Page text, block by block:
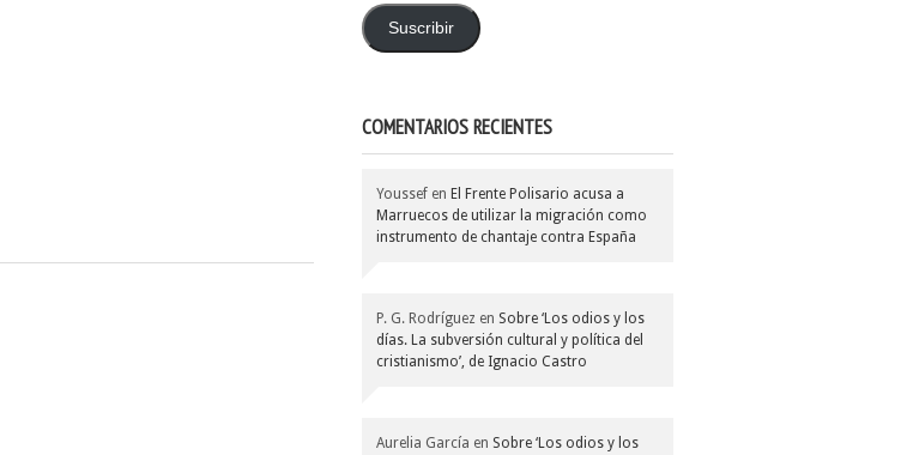
emailSuscribir
COMENTARIOS RECIENTES
Youssef en El Frente Polisario acusa a
Marruecos de utilizar la migración como
instrumento de chantaje contra España
P. G. Rodríguez en Sobre ‘Los odios y los
días. La subversión cultural y política del
cristianismo’, de Ignacio Castro
Aurelia García en Sobre ‘Los odios y los